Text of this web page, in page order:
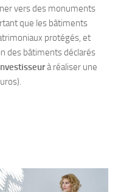
vers des monuments
que les bâtiments
protégés, et
des bâtiments déclarés
à réaliser une